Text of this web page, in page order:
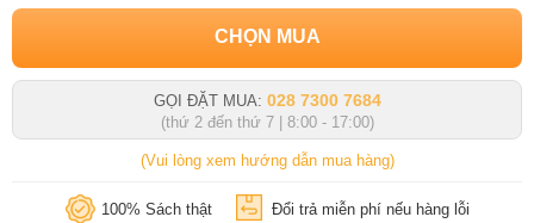
CHỌN MUA
GỌI ĐẶT MUA: 028 7300 7684
(thứ 2 đến thứ 7 | 8:00 - 17:00)
(Vui lòng xem hướng dẫn mua hàng)
100% Sách thật Đổi trả miễn phí nếu hàng lỗi